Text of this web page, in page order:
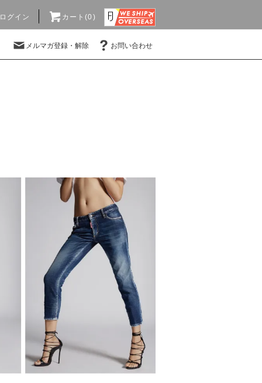
ログイン カート(0)
メルマガ登録・解除 お問い合わせ